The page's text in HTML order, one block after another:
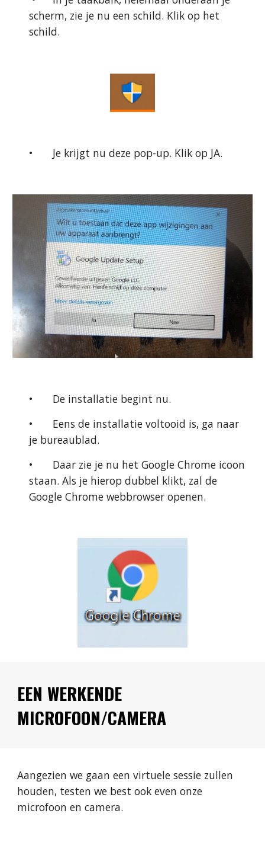
scherm, zie je nu een schild. Klik op het
schild.
• Je krijgt nu deze pop-up. Klik op JA.
•
De installatie begint nu.
•
Eens de installatie voltooid is, ga naar
je bureaublad.
•
Daar zie je nu het Google Chrome icoon
staan. Als je hierop dubbel klikt, zal de
Google Chrome webbrowser openen.
EEN WERKENDE
MICROFOON/CAMERA
Aangezien we gaan een virtuele sessie zullen
houden, testen we best ook even onze
microfoon en camera.